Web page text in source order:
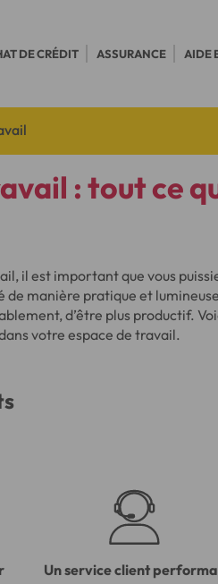
DE CRÉDIT ASSURANCE AIDE
: tout ce
il est important que vous
de manière pratique et lumineuse
d’être plus productif.
votre espace de travail.
Un service client